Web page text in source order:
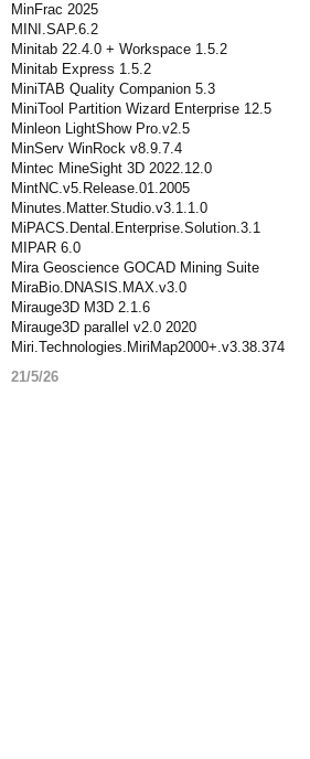
MinFrac 2025
MINI.SAP.6.2
Minitab 22.4.0 + Workspace 1.5.2
Minitab Express 1.5.2
MiniTAB Quality Companion 5.3
MiniTool Partition Wizard Enterprise 12.5
Minleon LightShow Pro.v2.5
MinServ WinRock v8.9.7.4
Mintec MineSight 3D 2022.12.0
MintNC.v5.Release.01.2005
Minutes.Matter.Studio.v3.1.1.0
MiPACS.Dental.Enterprise.Solution.3.1
MIPAR 6.0
Mira Geoscience GOCAD Mining Suite
MiraBio.DNASIS.MAX.v3.0
Mirauge3D M3D 2.1.6
Mirauge3D parallel v2.0 2020
Miri.Technologies.MiriMap2000+.v3.38.374
21/5/26